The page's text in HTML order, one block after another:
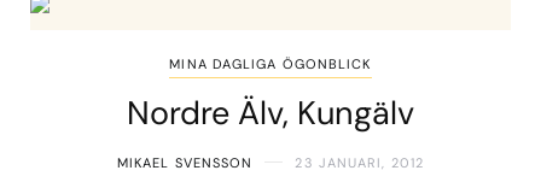
MINA DAGLIGA ÖGONBLICK
Nordre Älv, Kungälv
MIKAEL SVENSSON 23 JANUARI, 2012